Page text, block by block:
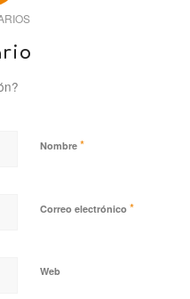
Nombre *
Correo electrónico *
Web